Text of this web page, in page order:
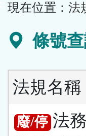
區
現在位置： 法
條號
法規名稱
廢/停 法